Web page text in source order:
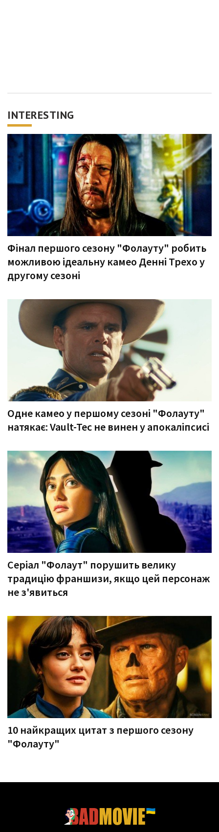
INTERESTING
Фінал першого сезону "Фолауту" робить
можливою ідеальну камео Денні Трехо у
другому сезоні
Одне камео у першому сезоні "Фолауту"
натякає: Vault-Tec не винен у апокаліпсисі
Серіал "Фолаут" порушить велику
традицію франшизи, якщо цей персонаж
не з'явиться
10 найкращих цитат з першого сезону
"Фолауту"